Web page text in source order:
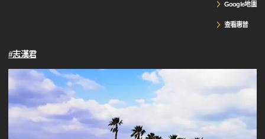
Google地圖
查看惠普
#志漢君